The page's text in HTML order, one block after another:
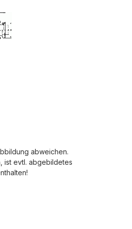
abweichen.
ist evtl. abgebildetes